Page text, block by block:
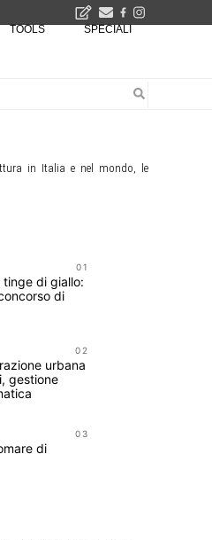
TOOLS SPECIALI
in Italia e nel mondo, le
01
di giallo:
di
02
urbana
gestione
03
di